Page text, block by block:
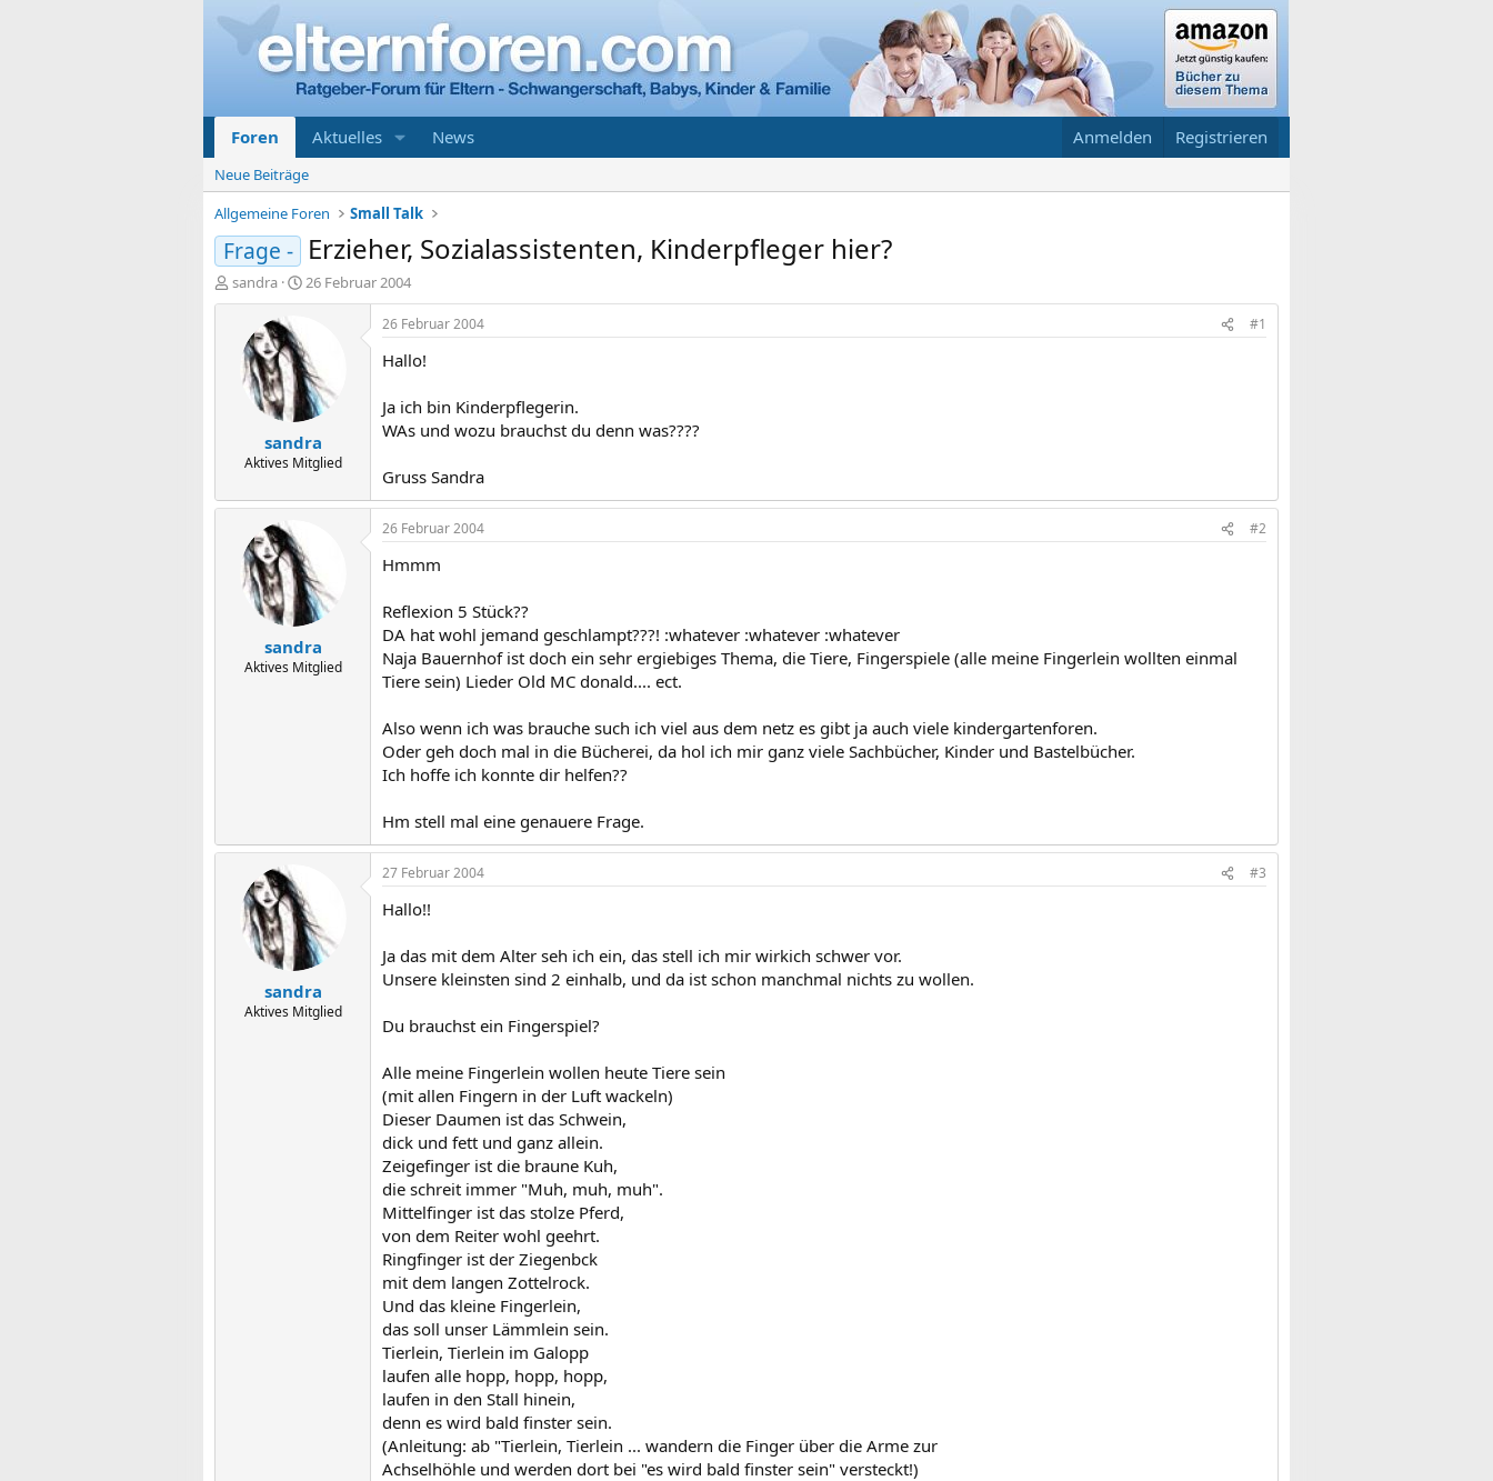
Foren Aktuelles News Anmelden Registrieren
Neue Beiträge
Allgemeine Foren
Small Talk
Frage - Erzieher, Sozialassistenten, Kinderpfleger hier?
E
r
sandra
E
r
e
l
l
t
a
m
26 Februar 2004
sandra
Aktives Mitglied
26 Februar 2004 #1
Hallo!
Ja ich bin Kinderpflegerin.
WAs und wozu brauchst du denn was????
Gruss Sandra
sandra
Aktives Mitglied
26 Februar 2004 #2
Hmmm
Reflexion 5 Stück??
DA hat wohl jemand geschlampt???! :whatever :whatever :whatever
Naja Bauernhof ist doch ein sehr ergiebiges Thema, die Tiere, Fingerspiele (alle meine Fingerlein wollten einmal
Tiere sein) Lieder Old MC donald.... ect.
Also wenn ich was brauche such ich viel aus dem netz es gibt ja auch viele kindergartenforen.
Oder geh doch mal in die Bücherei, da hol ich mir ganz viele Sachbücher, Kinder und Bastelbücher.
Ich hoffe ich konnte dir helfen??
Hm stell mal eine genauere Frage.
sandra
Aktives Mitglied
27 Februar 2004 #3
Hallo!!
Ja das mit dem Alter seh ich ein, das stell ich mir wirkich schwer vor.
Unsere kleinsten sind 2 einhalb, und da ist schon manchmal nichts zu wollen.
Du brauchst ein Fingerspiel?
Alle meine Fingerlein wollen heute Tiere sein
(mit allen Fingern in der Luft wackeln)
Dieser Daumen ist das Schwein,
dick und fett und ganz allein.
Zeigefinger ist die braune Kuh,
die schreit immer "Muh, muh, muh".
Mittelfinger ist das stolze Pferd,
von dem Reiter wohl geehrt.
Ringfinger ist der Ziegenbck
mit dem langen Zottelrock.
Und das kleine Fingerlein,
das soll unser Lämmlein sein.
Tierlein, Tierlein im Galopp
laufen alle hopp, hopp, hopp,
laufen in den Stall hinein,
denn es wird bald finster sein.
(Anleitung: ab "Tierlein, Tierlein ... wandern die Finger über die Arme zur
Achselhöhle und werden dort bei "es wird bald finster sein" versteckt!)